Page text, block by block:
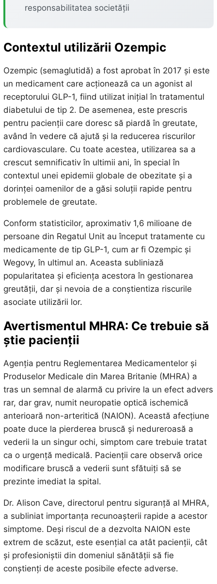
responsabilitatea societății
Contextul utilizării Ozempic
Ozempic (semaglutidă) a fost aprobat în 2017 și este
un medicament care acționează ca un agonist al
receptorului GLP-1, fiind utilizat inițial în tratamentul
diabetului de tip 2. De asemenea, este prescris
pentru pacienții care doresc să piardă în greutate,
având în vedere că ajută și la reducerea riscurilor
cardiovasculare. Cu toate acestea, utilizarea sa a
crescut semnificativ în ultimii ani, în special în
contextul unei epidemii globale de obezitate și a
dorinței oamenilor de a găsi soluții rapide pentru
problemele de greutate.
Conform statisticilor, aproximativ 1,6 milioane de
persoane din Regatul Unit au început tratamente cu
medicamente de tip GLP-1, cum ar fi Ozempic și
Wegovy, în ultimul an. Aceasta subliniază
popularitatea și eficiența acestora în gestionarea
greutății, dar și nevoia de a conștientiza riscurile
asociate utilizării lor.
Avertismentul MHRA: Ce trebuie să
știe pacienții
Agenția pentru Reglementarea Medicamentelor și
Produselor Medicale din Marea Britanie (MHRA) a
tras un semnal de alarmă cu privire la un efect advers
rar, dar grav, numit neuropatie optică ischemică
anterioară non-arteritică (NAION). Această afecțiune
poate duce la pierderea bruscă și nedureroasă a
vederii la un singur ochi, simptom care trebuie tratat
ca o urgență medicală. Pacienții care observă orice
modificare bruscă a vederii sunt sfătuiți să se
prezinte imediat la spital.
Dr. Alison Cave, directorul pentru siguranță al MHRA,
a subliniat importanța recunoașterii rapide a acestor
simptome. Deși riscul de a dezvolta NAION este
extrem de scăzut, este esențial ca atât pacienții, cât
și profesioniștii din domeniul sănătății să fie
conștienți de aceste posibile efecte adverse.